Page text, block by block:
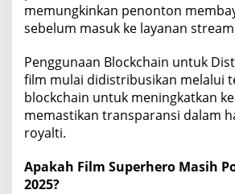
memungkinkan penonton
sebelum masuk ke layanan
Penggunaan Blockchain untuk
film mulai didistribusikan melalui
blockchain untuk meningkatkan
memastikan transparansi dalam
royalti.
Apakah Film Superhero Masih
2025?